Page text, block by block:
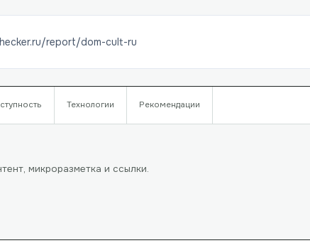
report/dom-cult-ru
Технологии Рекомендации
микроразметка и ссылки.